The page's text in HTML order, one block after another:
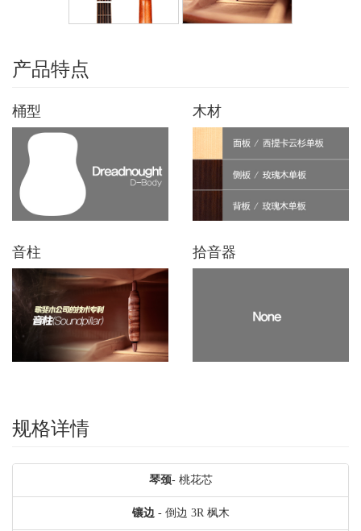
产品特点
桶型 木材
音柱 拾音器
规格详情
琴颈- 桃花芯
镶边 - 倒边 3R 枫木